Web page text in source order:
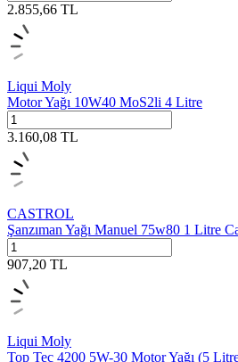
2.855,66 TL
Liqui Moly
Motor Yağı 10W40 MoS2li 4 Litre
3.160,08 TL
CASTROL
Şanzıman Yağı Manuel 75w80 1 Litre
907,20 TL
Liqui Moly
Top Tec 4200 5W-30 Motor Yağı (5